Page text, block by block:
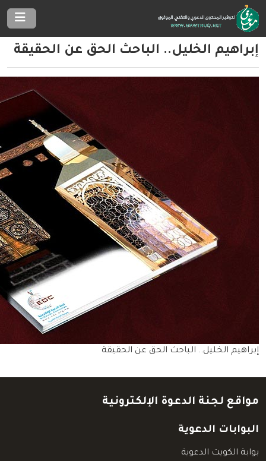
إبراهيم الخليل.. الباحث الحق عن الحقيقة
إبراهيم الخليل.. الباحث الحق عن الحقيقة
مواقع لجنة الدعوة الإلكترونية
البوابات الدعوية
بوابة الكويت الدعوية